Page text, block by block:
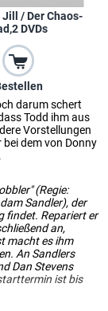
/ Der Chaos-
DVDs
darum schert
Todd ihm aus
Vorstellungen
dem von Donny
(Regie:
Sandler), der
findet. Repariert er
an,
macht es ihm
An Sandlers
Dan Stevens
ist bis